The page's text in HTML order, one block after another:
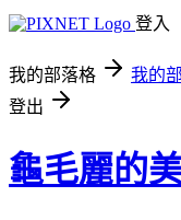
登入
我的部落格 我的
登出
龜毛麗的